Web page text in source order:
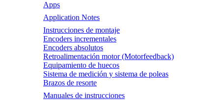
Apps
Application Notes
Instrucciones de montaje
Encoders incrementales
Encoders absolutos
Retroalimentación motor (Motorfeedback)
Equipamiento de huecos
Sistema de medición y sistema de poleas
Brazos de resorte
Manuales de instrucciones